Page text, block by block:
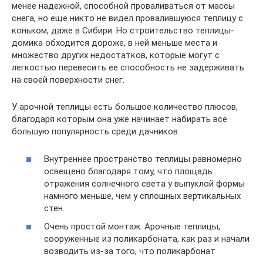
менее надежной, способной проваливаться от массы
снега, но еще никто не видел провалившуюся теплицу с
коньком, даже в Сибири. Но строительство теплицы-
домика обходится дороже, в ней меньше места и
множество других недостатков, которые могут с
легкостью перевесить ее способность не задерживать
на своей поверхности снег.
У арочной теплицы есть большое количество плюсов,
благодаря которым она уже начинает набирать все
большую популярность среди дачников:
Внутреннее пространство теплицы равномерно
освещено благодаря тому, что площадь
отражения солнечного света у выпуклой формы
намного меньше, чем у сплошных вертикальных
стен.
Очень простой монтаж. Арочные теплицы,
сооруженные из поликарбоната, как раз и начали
возводить из-за того, что поликарбонат